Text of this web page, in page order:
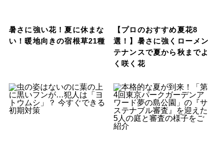
暑さに強い花！夏に休まな
い！暖地向きの宿根草21種
【プロのおすすめ夏花8
選！】暑さに強くローメン
テナンスで夏から秋までよ
く咲く花